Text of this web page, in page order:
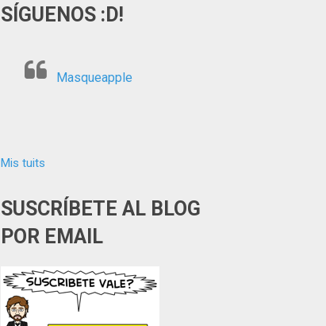
SÍGUENOS :D!
Masqueapple
Mis tuits
SUSCRÍBETE AL BLOG
POR EMAIL